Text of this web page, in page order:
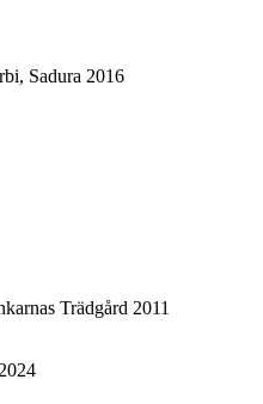
Sadura 2016
Trädgård 2011